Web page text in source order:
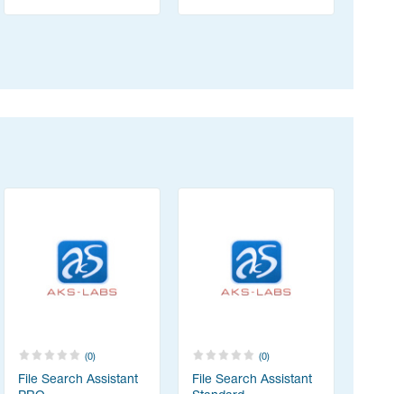
(0)
File Search Assistant
(0)
File Search Assistant